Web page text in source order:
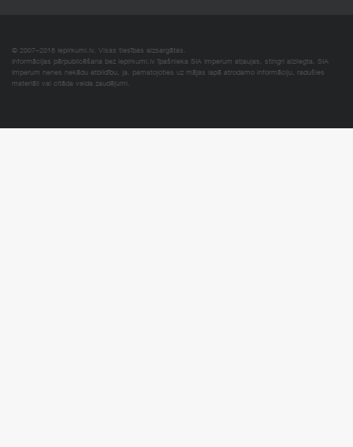
© 2007–2018 Iepirkumi.lv. Visas tiesības aizsargātas.
Informācijas pārpublicēšana bez iepirkumi.lv īpašnieka SIA Imperum atļaujas, stingri aizliegta. SIA
Imperum nenes nekādu atbildību, ja, pamatojoties uz mājas lapā atrodamo informāciju, radušies
materiāli vai citāda veida zaudējumi.